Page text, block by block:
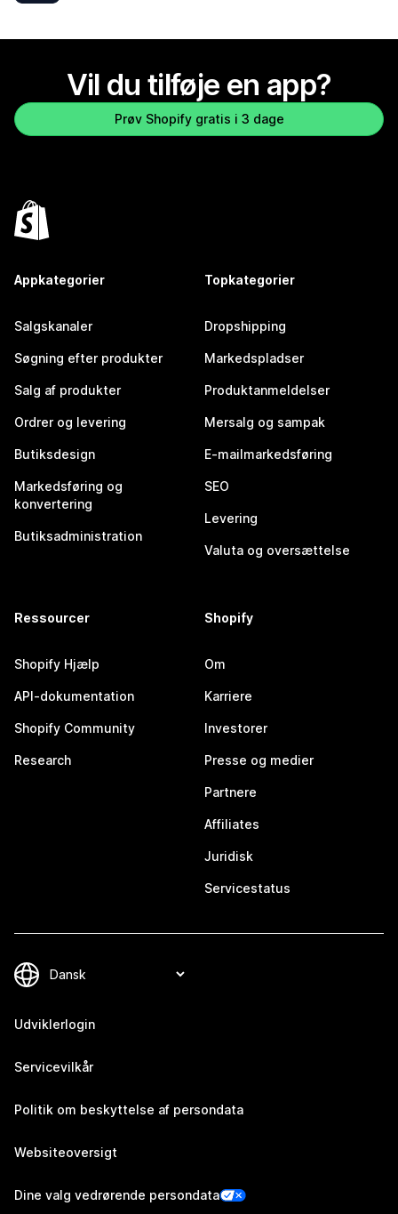
Vil du tilføje en app?
Prøv Shopify gratis i 3 dage
Appkategorier
Salgskanaler
Søgning efter produkter
Salg af produkter
Ordrer og levering
Butiksdesign
Markedsføring og
konvertering
Butiksadministration
Topkategorier
Dropshipping
Markedspladser
Produktanmeldelser
Mersalg og sampak
E-mailmarkedsføring
SEO
Levering
Valuta og oversættelse
Ressourcer
Shopify Hjælp
API-dokumentation
Shopify Community
Research
Shopify
Om
Karriere
Investorer
Presse og medier
Partnere
Affiliates
Juridisk
Servicestatus
Udviklerlogin
Servicevilkår
Politik om beskyttelse af persondata
Websiteoversigt
Dine valg vedrørende persondata